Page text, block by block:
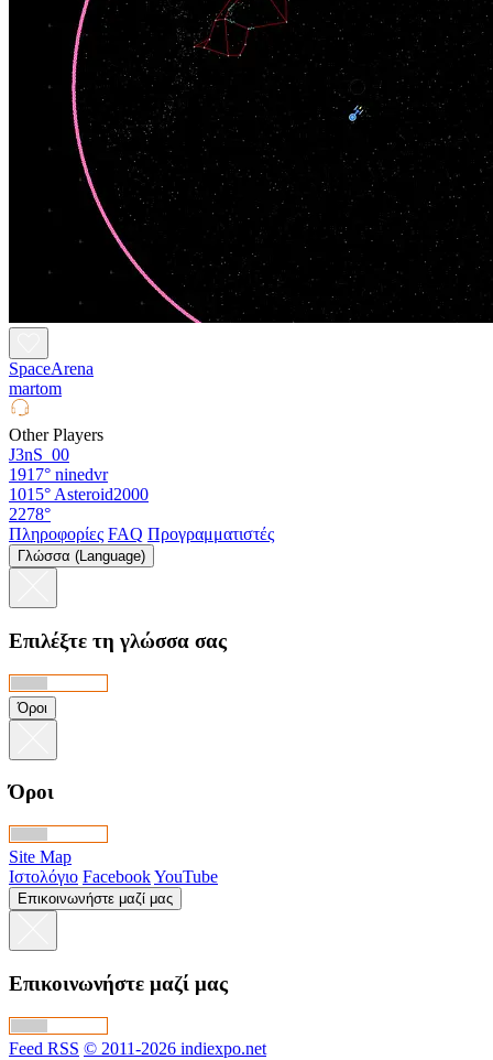
SpaceArena
martom
Other Players
J3nS_00
1917° ninedvr
1015° Asteroid2000
2278°
Πληροφορίες FAQ Προγραμματιστές
Γλώσσα (Language)
Επιλέξτε τη γλώσσα σας
Όροι
Όροι
Site Map
Ιστολόγιο FacebookYouTube
Επικοινωνήστε μαζί μας
Επικοινωνήστε μαζί μας
Feed RSS © 2011-2026 indiexpo.net